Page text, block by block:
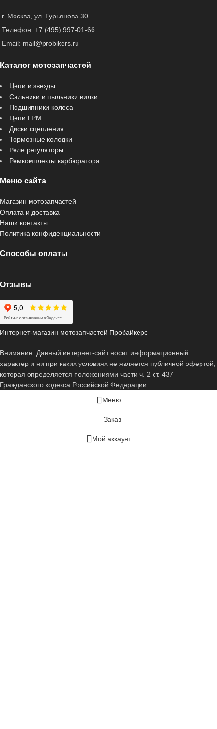
г. Москва, ул. Гурьянова 30
Телефон: +7 (495) 997-01-66
Email: mail@probikers.ru
Каталог мотозапчастей
Цепи и звезды
Сальники и пыльники вилки
Подшипники колеса
Цепи ГРМ
Диски сцепления
Тормозные колодки
Реле регуляторы
Ремкомплекты карбюратора
Меню сайта
Магазин мотозапчастей
Оплата и доставка
Наши контакты
Политика конфиденциальности
Способы оплаты
Отзывы
Интернет-магазин мотозапчастей Пробайкерс
Внимание. Данный интернет-сайт носит информационный
характер и ни при каких условиях не является публичной офертой,
которая определяется положениями части ч. 2 ст. 437
Гражданского кодекса Российской Федерации.
Меню
Заказ
Мой аккаунт